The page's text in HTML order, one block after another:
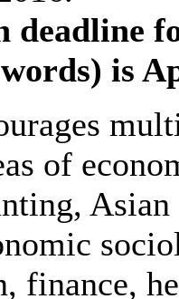
deadline
is
of
finance,